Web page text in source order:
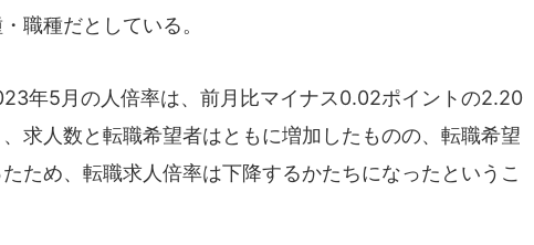
職種だとしている。
年5月の人倍率は、前月比マイナス0.02ポイントの2.20
求人数と転職希望者はともに増加したものの、転職希望
ため、転職求人倍率は下降するかたちになったというこ